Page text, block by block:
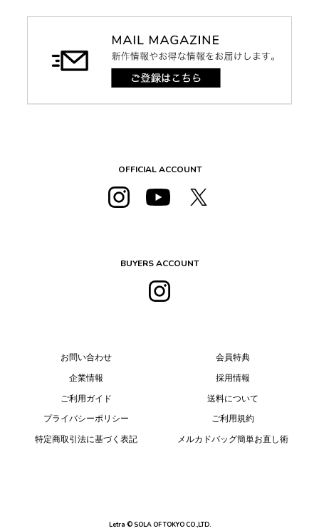
OFFICIAL ACCOUNT
BUYERS ACCOUNT
お問い合わせ
企業情報
ご利用ガイド
プライバシーポリシー
特定商取引法に基づく表記
会員特典
採用情報
送料について
ご利用規約
メルカドバッグ簡単お直し術
Letra © SOLA OF TOKYO CO.,LTD.